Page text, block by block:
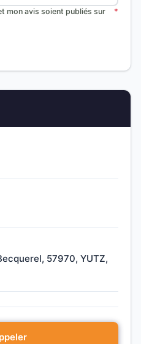
mon avis soient publiés sur
*
57970, YUTZ,